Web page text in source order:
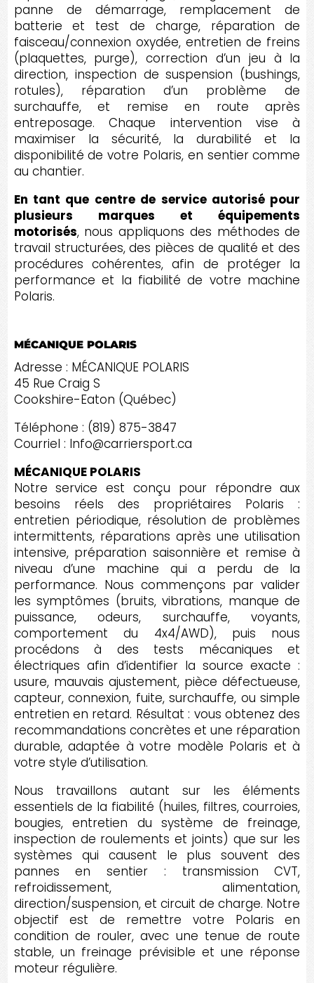
panne de démarrage, remplacement de
batterie et test de charge, réparation de
faisceau/connexion oxydée, entretien de freins
(plaquettes, purge), correction d’un jeu à la
direction, inspection de suspension (bushings,
rotules), réparation d’un problème de
surchauffe, et remise en route après
entreposage. Chaque intervention vise à
maximiser la sécurité, la durabilité et la
disponibilité de votre Polaris, en sentier comme
au chantier.
En tant que centre de service autorisé pour
plusieurs marques et équipements
motorisés, nous appliquons des méthodes de
travail structurées, des pièces de qualité et des
procédures cohérentes, afin de protéger la
performance et la fiabilité de votre machine
Polaris.
MÉCANIQUE POLARIS
Adresse : MÉCANIQUE POLARIS
45 Rue Craig S
Cookshire-Eaton (Québec)
Téléphone : (819) 875-3847
Courriel : Info@carriersport.ca
MÉCANIQUE POLARIS
Notre service est conçu pour répondre aux
besoins réels des propriétaires Polaris :
entretien périodique, résolution de problèmes
intermittents, réparations après une utilisation
intensive, préparation saisonnière et remise à
niveau d’une machine qui a perdu de la
performance. Nous commençons par valider
les symptômes (bruits, vibrations, manque de
puissance, odeurs, surchauffe, voyants,
comportement du 4x4/AWD), puis nous
procédons à des tests mécaniques et
électriques afin d’identifier la source exacte :
usure, mauvais ajustement, pièce défectueuse,
capteur, connexion, fuite, surchauffe, ou simple
entretien en retard. Résultat : vous obtenez des
recommandations concrètes et une réparation
durable, adaptée à votre modèle Polaris et à
votre style d’utilisation.
Nous travaillons autant sur les éléments
essentiels de la fiabilité (huiles, filtres, courroies,
bougies, entretien du système de freinage,
inspection de roulements et joints) que sur les
systèmes qui causent le plus souvent des
pannes en sentier : transmission CVT,
refroidissement, alimentation,
direction/suspension, et circuit de charge. Notre
objectif est de remettre votre Polaris en
condition de rouler, avec une tenue de route
stable, un freinage prévisible et une réponse
moteur régulière.